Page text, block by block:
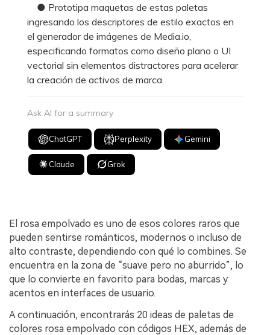
● Prototipa maquetas de estas paletas
ingresando los descriptores de estilo exactos en
el generador de imágenes de Media.io,
especificando formatos como diseño plano o UI
vectorial sin elementos distractores para acelerar
la creación de activos de marca.
Ask AI for a summary
ChatGPT Perplexity Gemini
Claude Grok
El rosa empolvado es uno de esos colores raros que
pueden sentirse románticos, modernos o incluso de
alto contraste, dependiendo con qué lo combines. Se
encuentra en la zona de “suave pero no aburrido”, lo
que lo convierte en favorito para bodas, marcas y
acentos en interfaces de usuario.
A continuación, encontrarás 20 ideas de paletas de
colores rosa empolvado con códigos HEX, además de